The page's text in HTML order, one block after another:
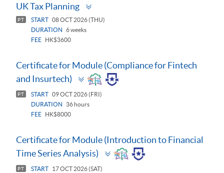
UK Tax Planning
PT START 08 OCT 2026 (THU)
DURATION
6 weeks
FEE
HK$3600
Certificate for Module (Compliance for Fintech
and Insurtech)
Toggle
panel
PT START 09 OCT 2026 (FRI)
DURATION
36 hours
FEE
HK$8000
Certificate for Module (Introduction to Financial
Time Series Analysis)
Toggle
panel
PT START
17 OCT 2026 (SAT)